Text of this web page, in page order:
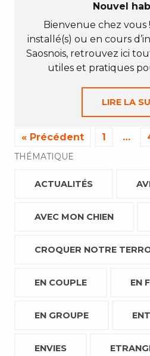
Nouvel
Bienvenue chez
installé(s) ou en cours
Saosnois, retrouvez ici
utiles et pratiques
LIRE LA
« Précédent 1 …
THÉMATIQUE
ACTUALITÉS
AVEC MON CHIEN
CROQUER NOTRE
EN COUPLE EN
EN GROUPE
ENVIES